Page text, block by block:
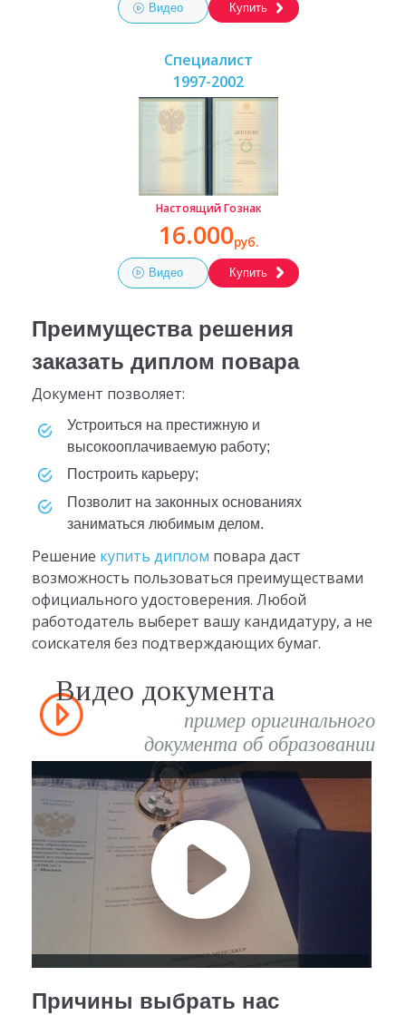
Видео Купить
Специалист
1997-2002
Настоящий Гознак
16.000руб.
Видео Купить
Преимущества решения
заказать диплом повара
Документ позволяет:
Устроиться на престижную и
высокооплачиваемую работу;
Построить карьеру;
Позволит на законных основаниях
заниматься любимым делом.
Решение купить диплом повара даст
возможность пользоваться преимуществами
официального удостоверения. Любой
работодатель выберет вашу кандидатуру, а не
соискателя без подтверждающих бумаг.
Видео документа
пример оригинального
документа об образовании
Причины выбрать нас